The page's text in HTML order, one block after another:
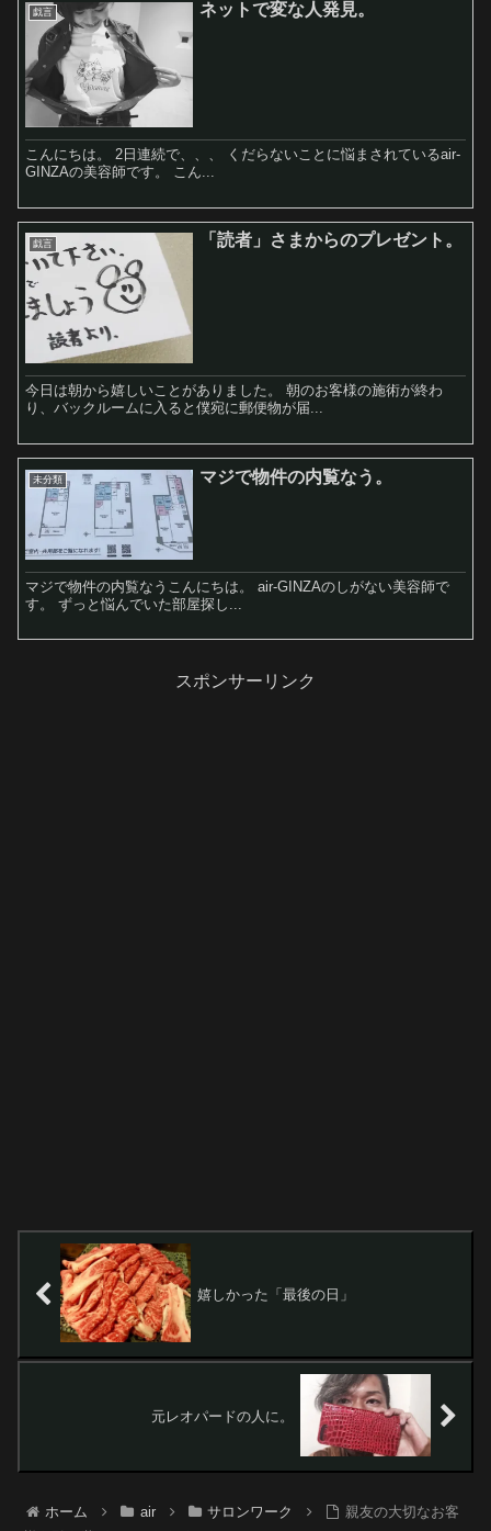
戯言 ネットで変な人発見。
こんにちは。 2日連続で、、、 くだらないことに悩まされているair-
GINZAの美容師です。 こん...
戯言 「読者」さまからのプレゼント。
今日は朝から嬉しいことがありました。 朝のお客様の施術が終わ
り、バックルームに入ると僕宛に郵便物が届...
未分類 マジで物件の内覧なう。
マジで物件の内覧なうこんにちは。 air-GINZAのしがない美容師で
す。 ずっと悩んでいた部屋探し...
スポンサーリンク
嬉しかった「最後の日」
元レオパードの人に。
ホーム air サロンワーク
親友の大切なお客